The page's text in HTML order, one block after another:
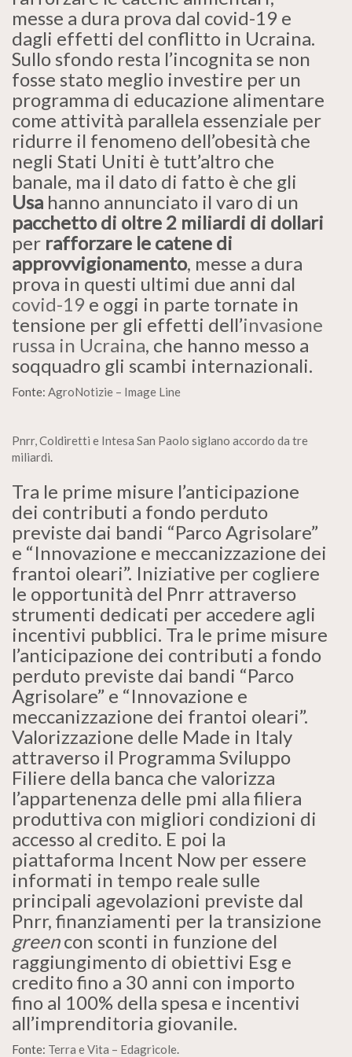
messe a dura prova dal covid-19 e
dagli effetti del conflitto in Ucraina.
Sullo sfondo resta l’incognita se non
fosse stato meglio investire per un
programma di educazione alimentare
come attività parallela essenziale per
ridurre il fenomeno dell’obesità che
negli Stati Uniti è tutt’altro che
banale, ma il dato di fatto è che gli
Usa hanno annunciato il varo di un
pacchetto di oltre 2 miliardi di dollari
per rafforzare le catene di
approvvigionamento, messe a dura
prova in questi ultimi due anni dal
covid-19 e oggi in parte tornate in
tensione per gli effetti dell’invasione
russa in Ucraina, che hanno messo a
soqquadro gli scambi internazionali.
Fonte: AgroNotizie – Image Line
Pnrr, Coldiretti e Intesa San Paolo siglano accordo da tre
miliardi.
Tra le prime misure l’anticipazione
dei contributi a fondo perduto
previste dai bandi “Parco Agrisolare”
e “Innovazione e meccanizzazione dei
frantoi oleari”. Iniziative per cogliere
le opportunità del Pnrr attraverso
strumenti dedicati per accedere agli
incentivi pubblici. Tra le prime misure
l’anticipazione dei contributi a fondo
perduto previste dai bandi “Parco
Agrisolare” e “Innovazione e
meccanizzazione dei frantoi oleari”.
Valorizzazione delle Made in Italy
attraverso il Programma Sviluppo
Filiere della banca che valorizza
l’appartenenza delle pmi alla filiera
produttiva con migliori condizioni di
accesso al credito. E poi la
piattaforma Incent Now per essere
informati in tempo reale sulle
principali agevolazioni previste dal
Pnrr, finanziamenti per la transizione
greencon sconti in funzione del
raggiungimento di obiettivi Esg e
credito fino a 30 anni con importo
fino al 100% della spesa e incentivi
all’imprenditoria giovanile.
Fonte: Terra e Vita – Edagricole.